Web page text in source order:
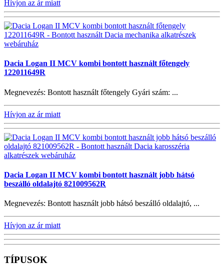
Hívjon az ár miatt
Dacia Logan II MCV kombi bontott használt főtengely
122011649R
Megnevezés: Bontott használt főtengely Gyári szám: ...
Hívjon az ár miatt
Dacia Logan II MCV kombi bontott használt jobb hátsó
beszálló oldalajtó 821009562R
Megnevezés: Bontott használt jobb hátsó beszálló oldalajtó, ...
Hívjon az ár miatt
TÍPUSOK